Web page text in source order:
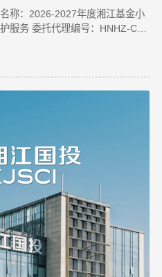
称：2026-2027年度湘江基金小
CS-
：湖南山木信息技术有限公司地